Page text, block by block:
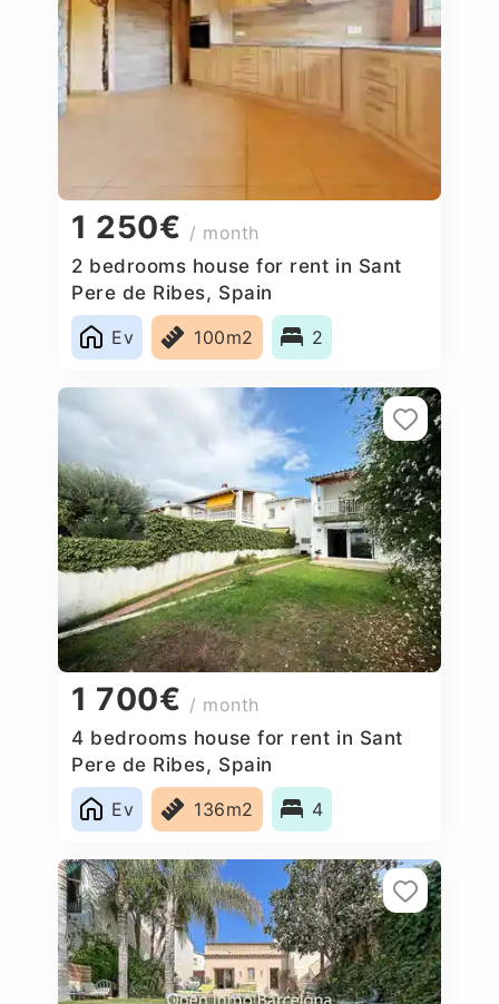
1 250€ / month
2 bedrooms house for rent in Sant
Pere de Ribes, Spain
Ev
100m2 2
1 700€ / month
4 bedrooms house for rent in Sant
Pere de Ribes, Spain
Ev
136m2 4